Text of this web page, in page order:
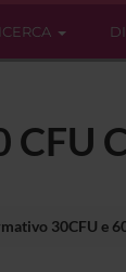
CFU
30CFU e